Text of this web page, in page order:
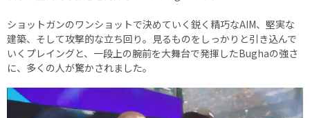
ショットガンのワンショットで決めていく鋭く精巧なAIM、堅実な
建築、そして攻撃的な立ち回り。見るものをしっかりと引き込んで
いくプレイングと、一段上の腕前を大舞台で発揮したBughaの強さ
に、多くの人が驚かされました。